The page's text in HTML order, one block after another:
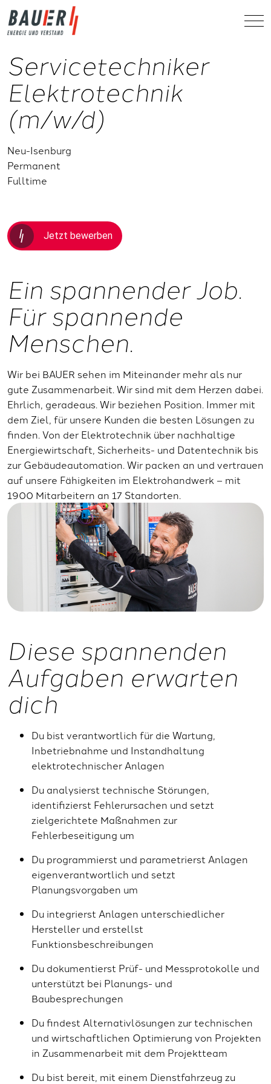
Servicetechniker
Elektrotechnik
(m/w/d)
Neu-Isenburg
Permanent
Fulltime
Jetzt bewerben
Ein spannender Job.
Für spannende
Menschen.
Wir bei BAUER sehen im Miteinander mehr als nur
gute Zusammenarbeit. Wir sind mit dem Herzen dabei.
Ehrlich, geradeaus. Wir beziehen Position. Immer mit
dem Ziel, für unsere Kunden die besten Lösungen zu
finden. Von der Elektrotechnik über nachhaltige
Energiewirtschaft, Sicherheits- und Datentechnik bis
zur Gebäudeautomation. Wir packen an und vertrauen
auf unsere Fähigkeiten im Elektrohandwerk – mit
1900 Mitarbeitern an 17 Standorten.
Diese spannenden
Aufgaben erwarten
dich
Du bist verantwortlich für die Wartung,
Inbetriebnahme und Instandhaltung
elektrotechnischer Anlagen
Du analysierst technische Störungen,
identifizierst Fehlerursachen und setzt
zielgerichtete Maßnahmen zur
Fehlerbeseitigung um
Du programmierst und parametrierst Anlagen
eigenverantwortlich und setzt
Planungsvorgaben um
Du integrierst Anlagen unterschiedlicher
Hersteller und erstellst
Funktionsbeschreibungen
Du dokumentierst Prüf- und Messprotokolle und
unterstützt bei Planungs- und
Baubesprechungen
Du findest Alternativlösungen zur technischen
und wirtschaftlichen Optimierung von Projekten
in Zusammenarbeit mit dem Projektteam
Du bist bereit, mit einem Dienstfahrzeug zu